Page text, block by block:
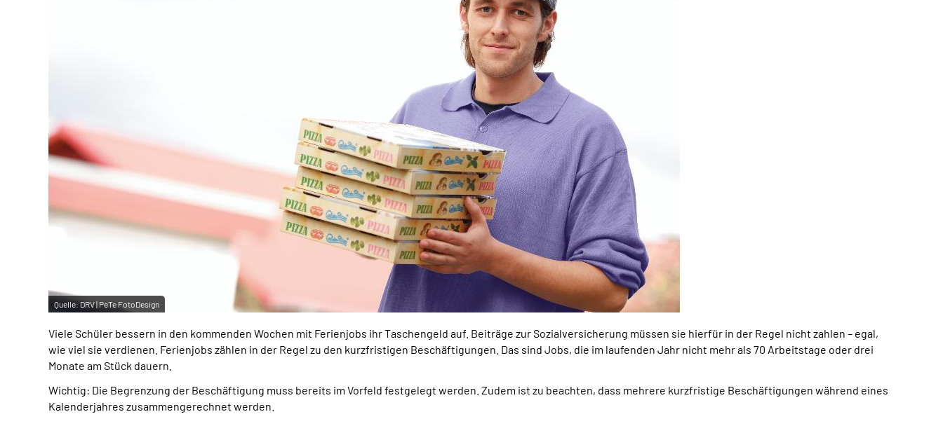
Quelle: DRV | PeTe FotoDesign
Viele Schüler bessern in den kommenden Wochen mit Ferienjobs ihr Taschengeld auf. Beiträge zur Sozialversicherung müssen sie hierfür in der Regel nicht zahlen – egal,
wie viel sie verdienen. Ferienjobs zählen in der Regel zu den kurzfristigen Beschäftigungen. Das sind Jobs, die im laufenden Jahr nicht mehr als 70 Arbeitstage oder drei
Monate am Stück dauern.
Wichtig: Die Begrenzung der Beschäftigung muss bereits im Vorfeld festgelegt werden. Zudem ist zu beachten, dass mehrere kurzfristige Beschäftigungen während eines
Kalenderjahres zusammengerechnet werden.